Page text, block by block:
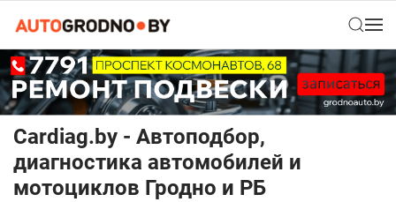
Cardiag.by - Автоподбор,
диагностика автомобилей и
мотоциклов Гродно и РБ